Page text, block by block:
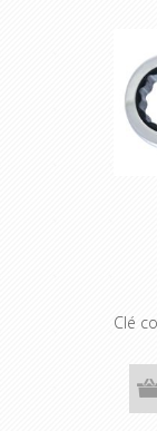
Clé